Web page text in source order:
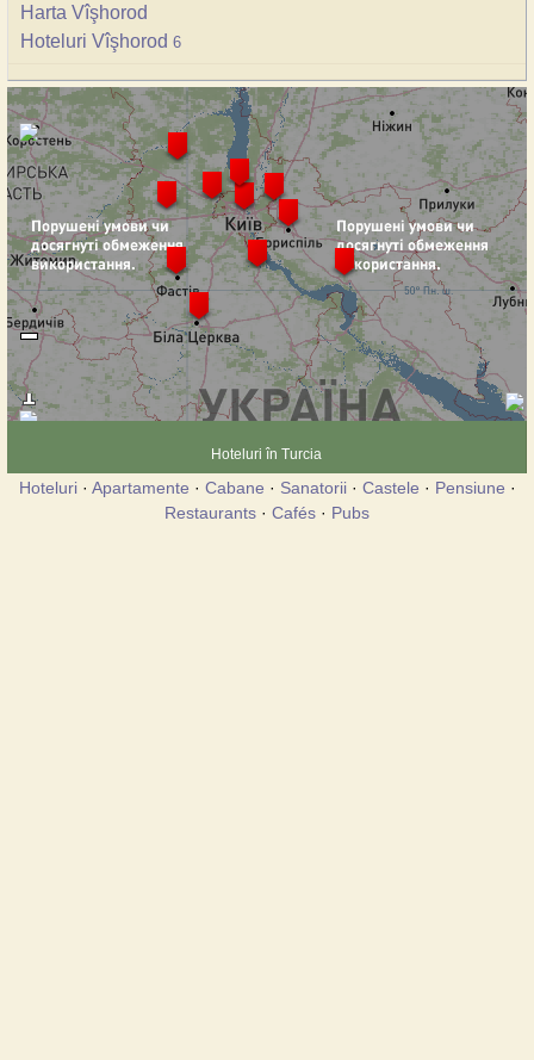
Harta Vîşhorod
Hoteluri Vîşhorod 6
Hoteluri în Turcia
Hoteluri· Apartamente · Cabane · Sanatorii· Castele · Pensiune ·
Restaurants · Cafés · Pubs